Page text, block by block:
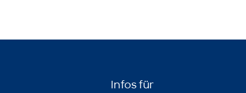
Infos für